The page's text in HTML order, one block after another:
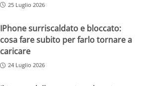
25 Luglio 2026
IPhone surriscaldato e bloccato:
cosa fare subito per farlo tornare a
caricare
24 Luglio 2026